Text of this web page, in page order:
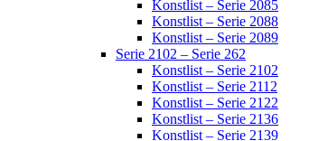
Konstlist – Serie 2085
Konstlist – Serie 2088
Konstlist – Serie 2089
Serie 2102 – Serie 262
Konstlist – Serie 2102
Konstlist – Serie 2112
Konstlist – Serie 2122
Konstlist – Serie 2136
Konstlist – Serie 2139